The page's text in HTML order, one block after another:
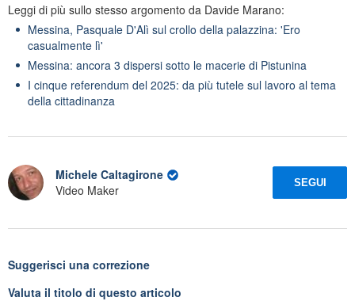
Leggi di più sullo stesso argomento da Davide Marano:
Messina, Pasquale D'Alì sul crollo della palazzina: 'Ero
casualmente lì'
Messina: ancora 3 dispersi sotto le macerie di Pistunina
I cinque referendum del 2025: da più tutele sul lavoro al tema
della cittadinanza
Michele Caltagirone
Video Maker
SEGUI
Suggerisci una correzione
Valuta il titolo di questo articolo